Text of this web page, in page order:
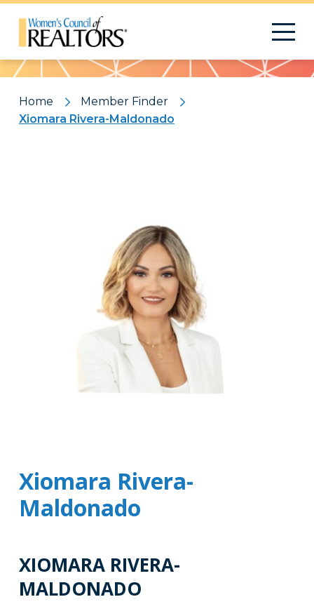
Pattern
Home
Member Finder
Xiomara Rivera-Maldonado
Xiomara Rivera-
Maldonado
XIOMARA RIVERA-
MALDONADO